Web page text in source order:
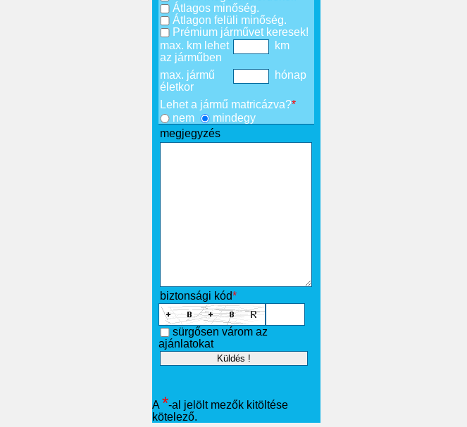
Átlagos minőség.
Átlagon felüli minőség.
Prémium járművet keresek!
max. km lehet
az járműben
km
max. jármű
életkor
hónap
Lehet a jármű matricázva?*
nem
mindegy
megjegyzés
biztonsági kód*
sürgősen várom az
ajánlatokat
A *-al jelölt mezők kitöltése
kötelező.